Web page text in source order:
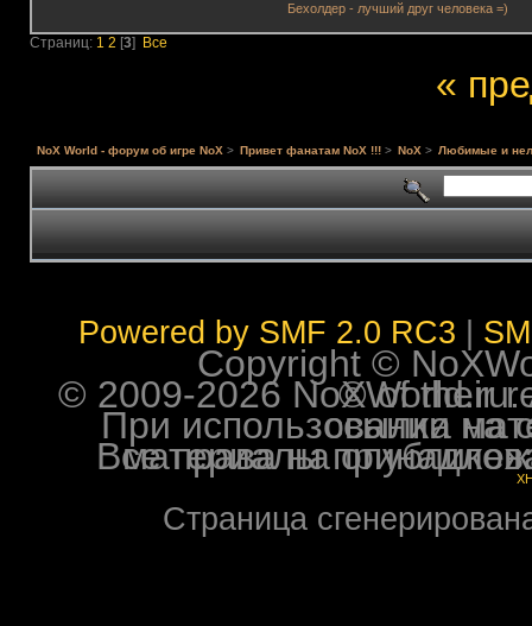
Бехолдер - лучший друг человека =)
Страниц: 1 2 [3] Все
«
NoX World - форум об игре NoX > Привет фанатам NoX !!! > NoX > Любимые и
Powered by SMF 2.0 RC3
Copyright ©
© 2009-2026 NoXWorld.ru. All
При использовании
Все права на опубликованные на форуме
Страница